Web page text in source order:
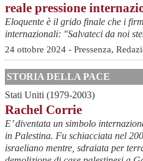
reale pressione
Eloquente è il grido finale che i
internazionali: "Salvateci da noi
24 ottobre 2024 - Pressenza,
STORIA DELLA PACE
Stati Uniti (1979-2003)
Rachel Corrie
E’ diventata un simbolo
in Palestina. Fu schiacciata nel
israeliano mentre, sdraiata per